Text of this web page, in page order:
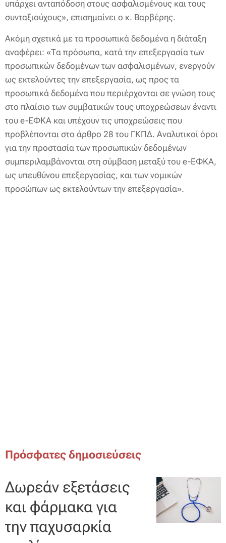
υπάρχει ανταπόδοση στους ασφαλισμένους και τους
συνταξιούχους», επισημαίνει ο κ. Βαρβέρης.
Ακόμη σχετικά με τα προσωπικά δεδομένα η διάταξη
αναφέρει: «Τα πρόσωπα, κατά την επεξεργασία των
προσωπικών δεδομένων των ασφαλισμένων, ενεργούν
ως εκτελούντες την επεξεργασία, ως προς τα
προσωπικά δεδομένα που περιέρχονται σε γνώση τους
στο πλαίσιο των συμβατικών τους υποχρεώσεων έναντι
του e-ΕΦΚΑ και υπέχουν τις υποχρεώσεις που
προβλέπονται στο άρθρο 28 του ΓΚΠΔ. Αναλυτικοί όροι
για την προστασία των προσωπικών δεδομένων
συμπεριλαμβάνονται στη σύμβαση μεταξύ του e-ΕΦΚΑ,
ως υπευθύνου επεξεργασίας, και των νομικών
προσώπων ως εκτελούντων την επεξεργασία».
Πρόσφατες δημοσιεύσεις
Δωρεάν εξετάσεις
και φάρμακα για
την παχυσαρκία